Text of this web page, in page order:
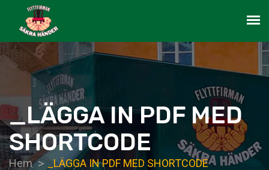
_LÄGGA IN PDF MED
SHORTCODE
Hem _LÄGGA IN PDF MED SHORTCODE